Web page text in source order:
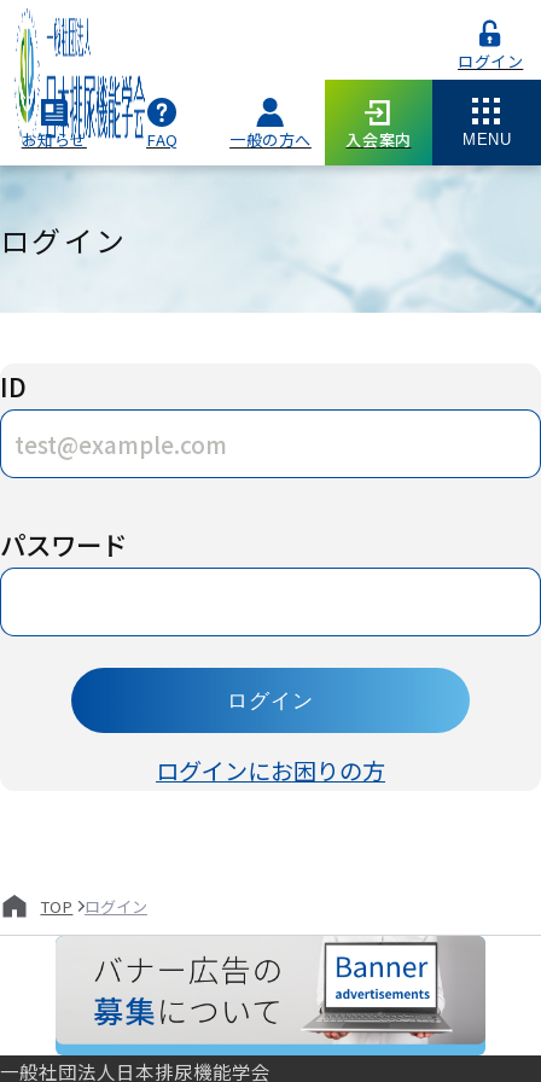
ログイン
お知らせ FAQ 一般の方へ 入会案内 MENU
ログイン
ID
パスワード
ログイン
ログインにお困りの方
TOP ログイン
一般社団法人日本排尿機能学会